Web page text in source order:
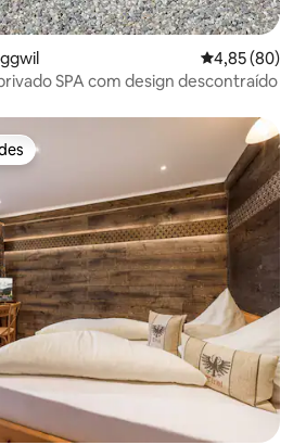
4,85 de uma
4,85 (80)
SPA com design descontraído